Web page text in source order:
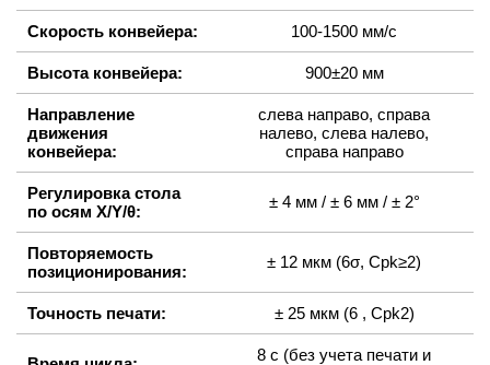
Скорость конвейера: 100-1500 мм/с
Высота конвейера: 900±20 мм
Направление
движения
конвейера:
слева направо, справа
налево, слева налево,
справа направо
Регулировка стола
по осям X/Y/θ:
± 4 мм / ± 6 мм / ± 2°
Повторяемость
позиционирования:
± 12 мкм (6σ, Cpk≥2)
Точность печати: ± 25 мкм (6 , Cpk2)
8 с (без учета печати и